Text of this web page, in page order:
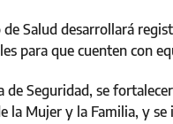
Salud desarrollará
para que cuenten con
de Seguridad, se
la Mujer y la Familia, y